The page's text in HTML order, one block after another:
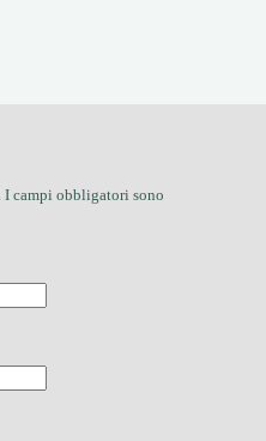
I campi obbligatori sono